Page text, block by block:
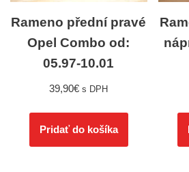
Rameno přední pravé
Opel Combo od:
05.97-10.01
39,90€ s DPH
Pridať do košíka